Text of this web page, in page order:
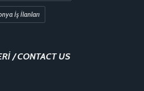
İş İlanları
/ CONTACT US